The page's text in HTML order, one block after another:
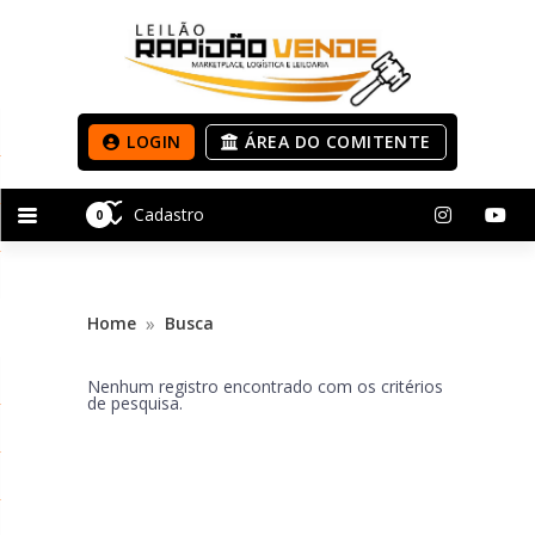
0 Cadastro
LOGIN ÁREA DO COMITENTE
Home » Busca
Nenhum registro encontrado com os critérios
de pesquisa.